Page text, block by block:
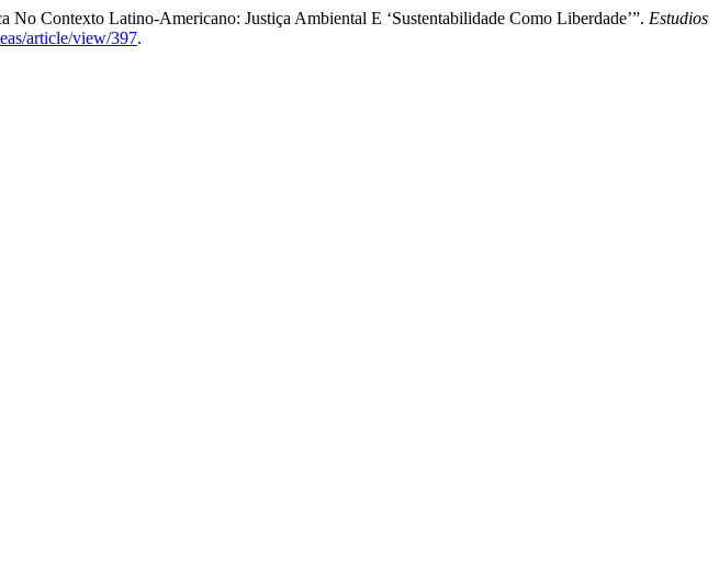
Contexto Latino-Americano: Justiça Ambiental E ‘Sustentabilidade Como Liberdade’”. Estudios
article/view/397.